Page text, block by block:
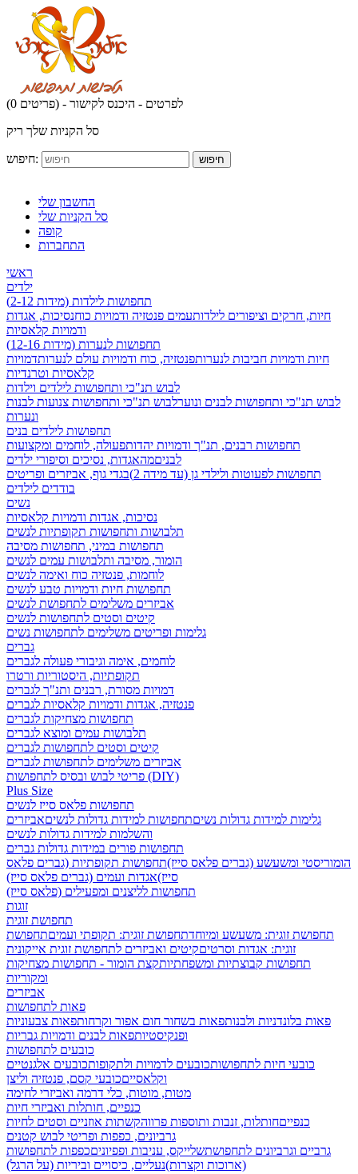
(0 פריטים) - לפרטים - היכנס לקישור
סל הקניות שלך ריק
חיפוש: חיפוש
החשבון שלי
סל הקניות שלי
קופה
התחברות
ראשי
ילדים
תחפושות לילדות (מידות 2-12)
חיות, חרקים וציפורים לילדותעמים פנטזיה ודמויות כוחנסיכות, אגדות
ודמויות קלאסיות
תחפושות לנערות (מידות 12-16)
חיות ודמויות חביבות לנערותפנטזיה, כוח ודמויות עולם לנערותדמויות
קלאסיות וטרנדיות
לבוש תנ"כי ותחפושות לילדים וילדות
לבוש תנ"כי ותחפושות לבנים ונוערלבוש תנ"כי ותחפושות צנועות לבנות
ונערות
תחפושות לילדים בנים
תחפושות רבנים, תנ"ך ודמויות יהדותפעולה, לוחמים ומקצועות
לבניםמהאגדות, נסיכים וסיפורי ילדים
תחפושות לפעוטות ולילדי גן (עד מידה 2)
בגדי גוף, אביזרים ופריטים
בודדים לילדים
נשים
נסיכות, אגדות ודמויות קלאסיות
תלבושות ותחפושות תקופתיות לנשים
תחפושות במיני, תחפושות מסיבה
הומור, מסיבה ותלבושות עמים לנשים
לוחמות, פנטזיה כוח ואימה לנשים
תחפושות חיות ודמויות טבע לנשים
אביזרים משלימים לתחפושת לנשים
קיטים וסטים לתחפושות לנשים
גלימות ופריטים משלימים לתחפושות נשים
גברים
לוחמים, אימה וגיבורי פעולה לגברים
תקופתיות, היסטוריות ורטרו
דמויות מסורת, רבנים ותנ"ך לגברים
פנטזיה, אגדות ודמויות קלאסיות לגברים
תחפושות מצחיקות לגברים
תלבושות עמים ומוצא לגברים
קיטים וסטים לתחפושות לגברים
אביזרים משלימים לתחפושות לגברים
פריטי לבוש ובסיס לתחפושות (DIY)
Plus Size
תחפושות פלאס סייז לנשים
גלימות למידות גדולות נשיםתחפושות למידות גדולות לנשיםאביזרים
והשלמות למידות גדולות לנשים
תחפושות פורים במידות גדולות גברים
הומוריסטי ומשעשע (גברים פלאס סייז)תחפושות תקופתיות (גברים פלאס
סייז)אגדות ועמים (גברים פלאס סייז)
תחפושות לליצנים ומפעילים (פלאס סייז)
זוגות
תחפושת זוגית
תחפושת זוגית: משעשע ומיוחדתחפושת זוגית: תקופתי ועמיםתחפושת
זוגית: אגדות וסרטיםקיטים ואביזרים לתחפושת זוגית אייקונית
תחפושות קבוצתיות ומשפחתיותקצת הומור - תחפושות מצחיקות
ומקוריות
אביזרים
פאות לתחפושות
פאות בלונדניות ולבנותפאות בשחור חום אפור וקרחותפאות צבעוניות
ופנקיסטיותפאות לבנים ודמויות גבריות
כובעים לתחפושות
כובעי חיות לתחפושותכובעים לדמויות ולתקופותכובעים אלגנטיים
וקלאסייםכובעי קסם, פנטזיה וליצן
מטות, מוטות, כלי דרמה ואביזרי לחימה
כנפיים, חותלות ואביזרי חיות
כנפייםחותלות, זנבות ותוספות פרווהקשתות אוזניים וסטים לחיות
גרביונים, כפפות ופריטי לבוש קטנים
גרביים וגרביונים לתחפושתשלייקס, עניבות ופפיוניםכפפות לתחפושות
(ארוכות וקצרות)נעליים, כיסויים וביריות (על הרגל)